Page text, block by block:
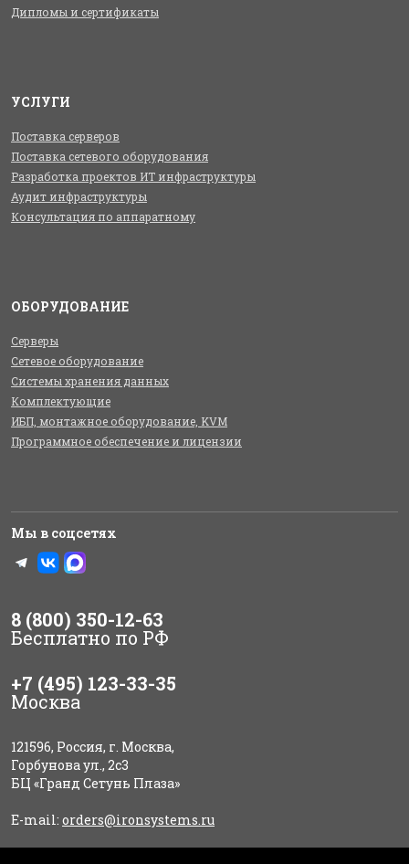
Дипломы и сертификаты
УСЛУГИ
Поставка серверов
Поставка сетевого оборудования
Разработка проектов ИТ инфраструктуры
Аудит инфраструктуры
Консультация по аппаратному
ОБОРУДОВАНИЕ
Серверы
Сетевое оборудование
Системы хранения данных
Комплектующие
ИБП, монтажное оборудование, KVM
Программное обеспечение и лицензии
Мы в соцсетях
8 (800) 350-12-63
Бесплатно по РФ
+7 (495) 123-33-35
Москва
121596, Россия, г. Москва,
Горбунова ул., 2с3
БЦ «Гранд Сетунь Плаза»
E-mail: orders@ironsystems.ru